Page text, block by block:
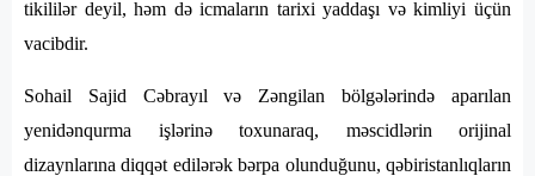
tikililər deyil, həm də icmaların tarixi yaddaşı və kimliyi üçün
vacibdir.
Sohail Sajid Cəbrayıl və Zəngilan bölgələrində aparılan
yenidənqurma işlərinə toxunaraq, məscidlərin orijinal
dizaynlarına diqqət edilərək bərpa olunduğunu, qəbiristanlıqların